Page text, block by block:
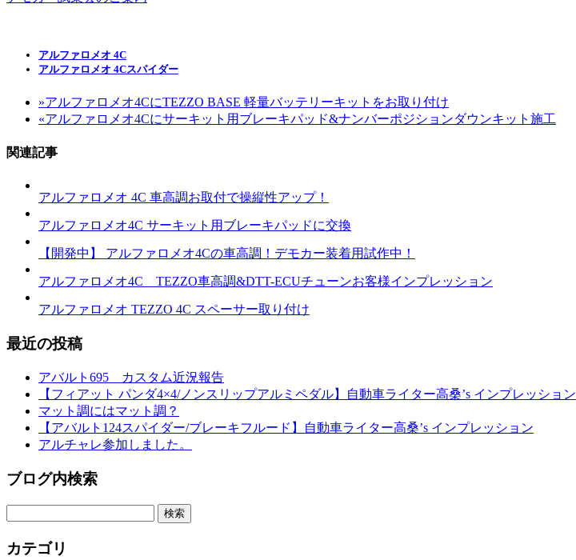
アルファロメオ 4C
アルファロメオ 4Cスパイダー
»アルファロメオ4CにTEZZO BASE 軽量バッテリーキットをお取り付け
«アルファロメオ4Cにサーキット用ブレーキパッド&ナンバーポジションダウンキット施工
関連記事
アルファロメオ 4C 車高調お取付で操縦性アップ！
アルファロメオ4C サーキット用ブレーキパッドに交換
【開発中】 アルファロメオ4Cの車高調！デモカー装着用試作中！
アルファロメオ4C TEZZO車高調&DTT-ECUチューンお客様インプレッション
アルファロメオ TEZZO 4C スペーサー取り付け
最近の投稿
アバルト695 カスタム近況報告
【フィアット パンダ4×4/ノンスリップアルミペダル】自動車ライター高桑’s インプレッション
マット調にはマット調？
【アバルト124スパイダー/ブレーキフルード】自動車ライター高桑’s インプレッション
アルチャレ参加しました。
ブログ内検索
カテゴリ